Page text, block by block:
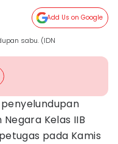
Add Us on Google
sabu. (IDN
Kelas IIB
pada Kamis